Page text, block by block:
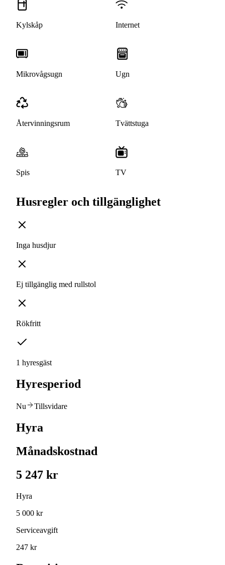
Kylskåp Internet
Mikrovågsugn Ugn
Återvinningsrum Tvättstuga
Spis TV
Husregler och tillgänglighet
Inga husdjur
Ej tillgänglig med rullstol
Rökfritt
1 hyresgäst
Hyresperiod
Nu Tillsvidare
Hyra
Månadskostnad
5 247 kr
Hyra
5 000 kr
Serviceavgift
247 kr